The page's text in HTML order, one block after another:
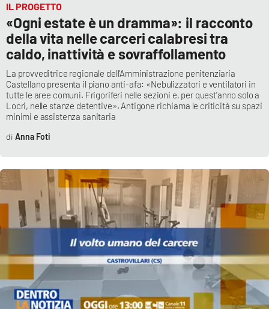
LaC OnAir
EDIZIONI
LOCALI
Catanzaro
Crotone
Reggio Calabria
Cosenza
Lamezia Terme
PROGETTI
SPECIALI
IL PROGETTO
«Ogni estate è un dramma»: il racconto
della vita nelle carceri calabresi tra
caldo, inattività e sovraffollamento
La provveditrice regionale dell'Amministrazione penitenziaria
Castellano presenta il piano anti-afa: «Nebulizzatori e ventilatori in
tutte le aree comuni. Frigoriferi nelle sezioni e, per quest'anno solo a
Locri, nelle stanze detentive». Antigone richiama le criticità su spazi
minimi e assistenza sanitaria
Anna Foti